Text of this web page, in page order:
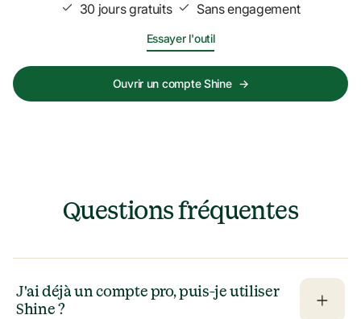
Ouvrir un compte Shine →
Essayer l'outil
30 jours gratuits Sans engagement
Questions fréquentes
J'ai déjà un compte pro, puis-je utiliser
Shine ?